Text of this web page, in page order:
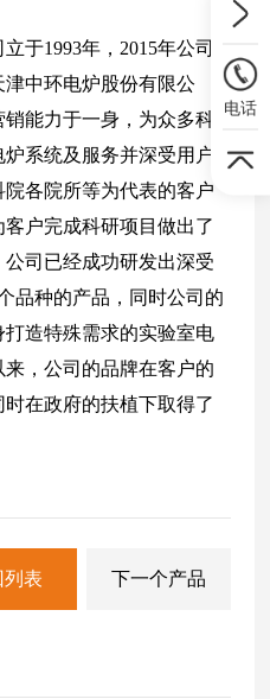
于1993年，2015年公司
中环电炉股份有限公
能力于一身，为众多科
系统及服务并深受用户
各院所等为代表的客户
户完成科研项目做出了
司已经成功研发出深受
品种的产品，同时公司的
造特殊需求的实验室电
，公司的品牌在客户的
在政府的扶植下取得了
列表 下一个产品
电话